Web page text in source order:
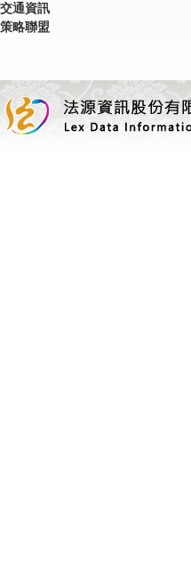
交通資訊
策略聯盟